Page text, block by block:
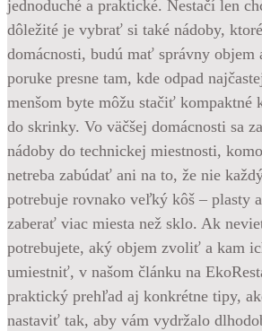
jednoduché a praktické. Nestačí len
dôležité je vybrať si také nádoby,
domácnosti, budú mať správny objem
poruke presne tam, kde odpad
menšom byte môžu stačiť kompaktné
do skrinky. Vo väčšej domácnosti sa
nádoby do technickej miestnosti,
netreba zabúdať ani na to, že nie
potrebuje rovnako veľký kôš – plasty
zaberať viac miesta než sklo. Ak
potrebujete, aký objem zvoliť a kam
umiestniť, v našom článku na
praktický prehľad aj konkrétne tipy,
nastaviť tak, aby vám vydržalo